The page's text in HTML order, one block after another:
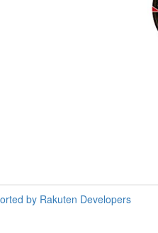
by Rakuten Developers